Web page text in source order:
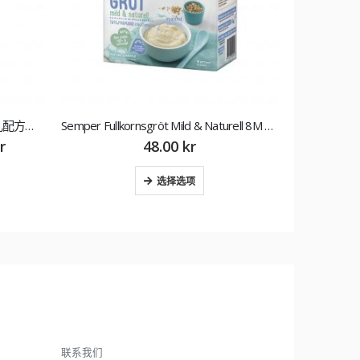
Semper Fullkornsgröt Mild & Naturell 8M 480 g 森宝 瑞典原味燕麦麦粥8月 Semper Fullkornsgröt med Äpple Jordgubb & Banan 24M 470 g 森宝 瑞典香蕉草莓苹果麦粥2岁
60.00kr–70.00
选择选项
联系我们